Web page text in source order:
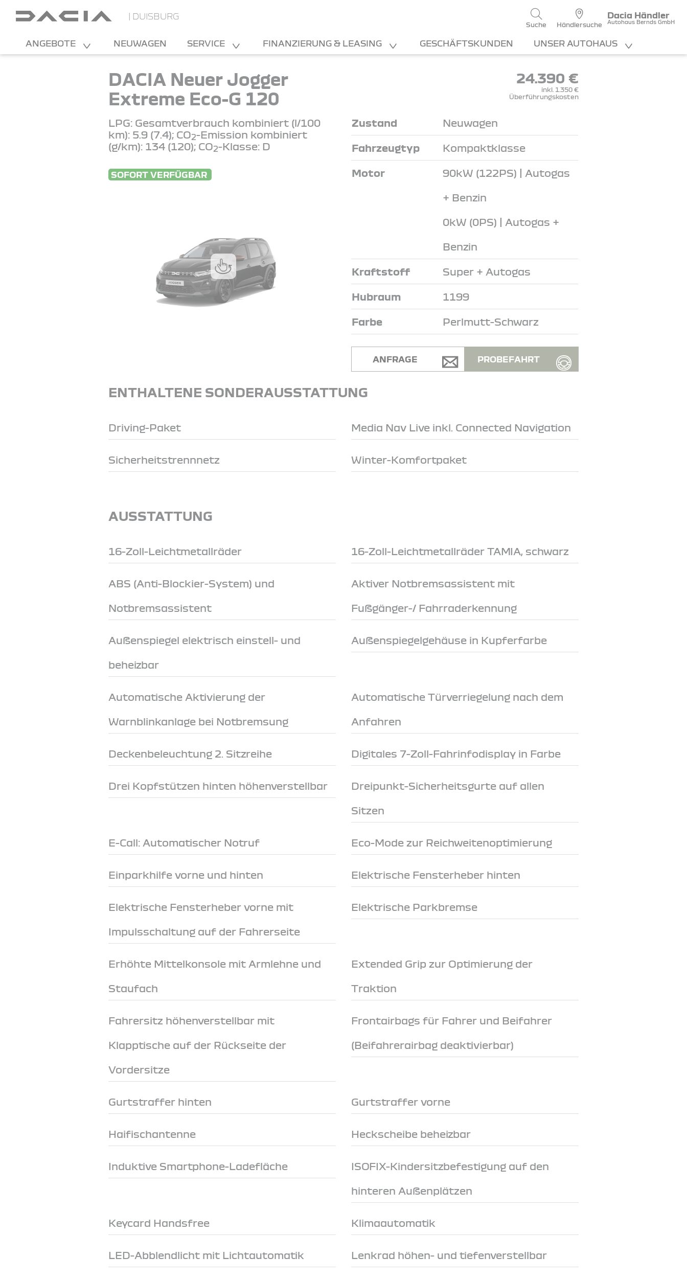
| DUISBURG
Suche Händlersuche
Dacia Händler
Autohaus Bernds GmbH
ANGEBOTE NEUWAGEN SERVICE FINANZIERUNG & LEASING GESCHÄFTSKUNDEN UNSER AUTOHAUS
DACIA Neuer Jogger
Extreme Eco-G 120
LPG: Gesamtverbrauch kombiniert (l/100
km): 5.9 (7.4); CO2-Emission kombiniert
(g/km): 134 (120); CO2-Klasse: D
SOFORT VERFÜGBAR
24.390 €
inkl. 1.350 €
Überführungskosten
Zustand Neuwagen
Fahrzeugtyp Kompaktklasse
Motor 90kW (122PS) | Autogas
+ Benzin
0kW (0PS) | Autogas +
Benzin
Kraftstoff Super + Autogas
Hubraum 1199
Farbe Perlmutt-Schwarz
ANFRAGE PROBEFAHRT
ENTHALTENE SONDERAUSSTATTUNG
Driving-Paket Media Nav Live inkl. Connected Navigation
Sicherheitstrennnetz Winter-Komfortpaket
AUSSTATTUNG
16-Zoll-Leichtmetallräder 16-Zoll-Leichtmetallräder TAMIA, schwarz
ABS (Anti-Blockier-System) und
Notbremsassistent
Aktiver Notbremsassistent mit
Fußgänger-/ Fahrraderkennung
Außenspiegel elektrisch einstell- und
beheizbar
Außenspiegelgehäuse in Kupferfarbe
Automatische Aktivierung der
Warnblinkanlage bei Notbremsung
Automatische Türverriegelung nach dem
Anfahren
Deckenbeleuchtung 2. Sitzreihe Digitales 7-Zoll-Fahrinfodisplay in Farbe
Drei Kopfstützen hinten höhenverstellbar Dreipunkt-Sicherheitsgurte auf allen
Sitzen
E-Call: Automatischer Notruf Eco-Mode zur Reichweitenoptimierung
Einparkhilfe vorne und hinten Elektrische Fensterheber hinten
Elektrische Fensterheber vorne mit
Impulsschaltung auf der Fahrerseite
Elektrische Parkbremse
Erhöhte Mittelkonsole mit Armlehne und
Staufach
Extended Grip zur Optimierung der
Traktion
Fahrersitz höhenverstellbar mit
Klapptische auf der Rückseite der
Vordersitze
Frontairbags für Fahrer und Beifahrer
(Beifahrerairbag deaktivierbar)
Gurtstraffer hinten Gurtstraffer vorne
Haifischantenne Heckscheibe beheizbar
Induktive Smartphone-Ladefläche ISOFIX-Kindersitzbefestigung auf den
hinteren Außenplätzen
Keycard Handsfree Klimaautomatik
LED-Abblendlicht mit Lichtautomatik Lenkrad höhen- und tiefenverstellbar